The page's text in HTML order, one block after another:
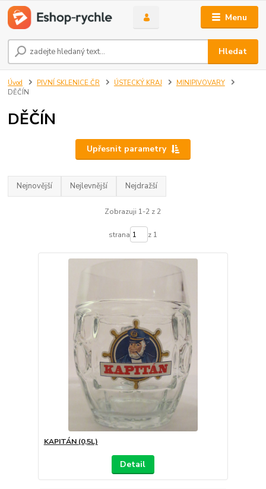
Menu
Hledat
Úvod PIVNÍ SKLENICE ČR ÚSTECKÝ KRAJ
MINIPIVOVARY
DĚČÍN
DĚČÍN
Upřesnit parametry
Nejnovější Nejlevnější Nejdražší
Zobrazuji 1-2 z 2
strana z 1
KAPITÁN (0,5L)
Detail